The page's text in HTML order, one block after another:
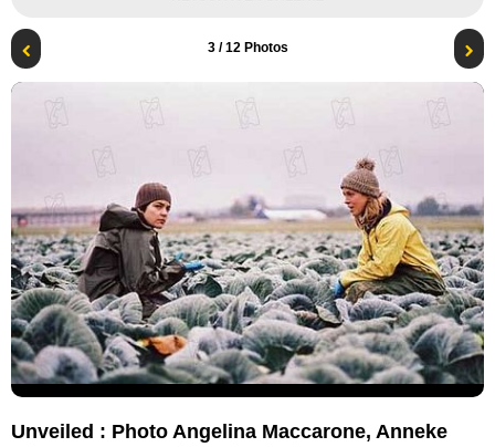
3/ 12 Photos
Unveiled : Photo Angelina Maccarone, Anneke